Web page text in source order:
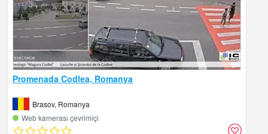
Promenada Codlea, Romanya
Brasov, Romanya
Web kamerası çevrimiçi